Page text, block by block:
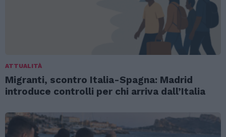
ATTUALITÀ
Migranti, scontro Italia-Spagna: Madrid
introduce controlli per chi arriva dall’Italia